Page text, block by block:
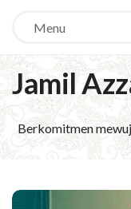
Menu
Jamil
Berkomitmen